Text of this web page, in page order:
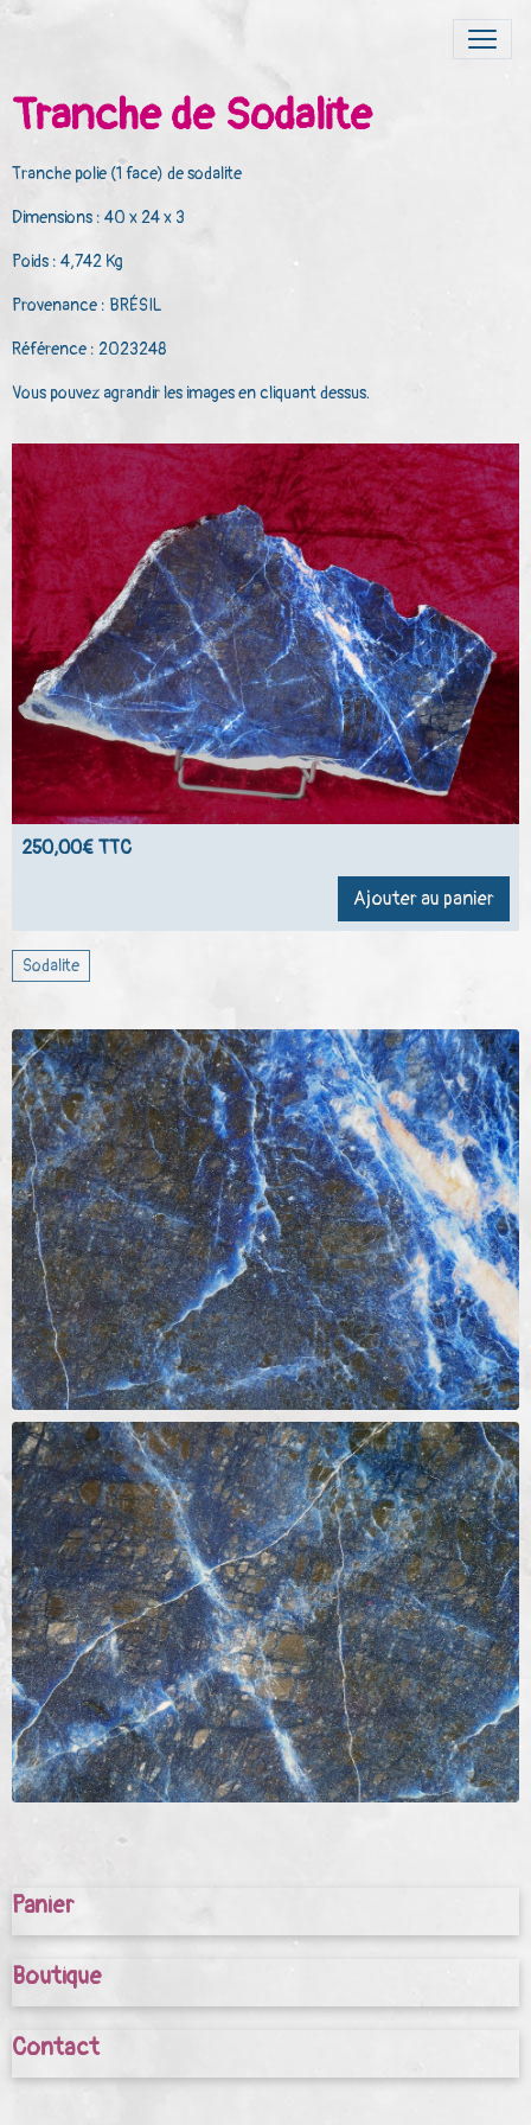
Tranche de Sodalite
Tranche polie (1 face) de sodalite
Dimensions : 40 x 24 x 3
Poids : 4,742 Kg
Provenance : BRÉSIL
Référence : 2023248
Vous pouvez agrandir les images en cliquant dessus.
250,00€ TTC
Ajouter au panier
Sodalite
Panier
Boutique
Contact